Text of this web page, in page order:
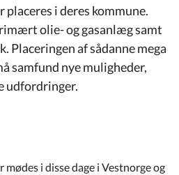
i deres kommune.
olie- og gasanlæg samt
af sådanne mega
samfund nye muligheder,
udfordringer.
i disse dage i Vestnorge og